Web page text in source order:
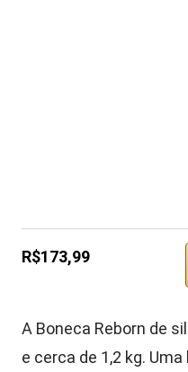
R$173,99
A Boneca Reborn de
e cerca de 1,2 kg.